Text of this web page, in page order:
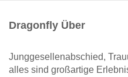
Dragonfly Über
Junggesellenabschied,
alles sind großartige